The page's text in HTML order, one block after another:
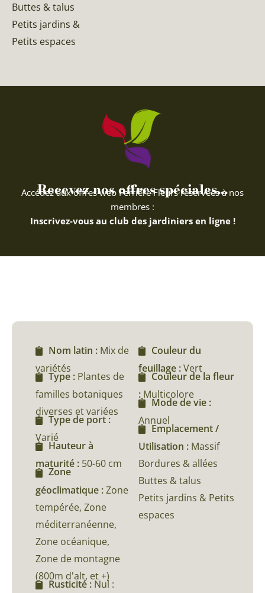
Buttes & talus
Petits jardins &
Petits espaces
Recevez nos offres spéciales...
Accédez aux offres web Ferriere Fleurs réservées à nos
membres :
Inscrivez-vous au club des jardiniers en ligne !
Nom latin : Mix de
variétés
Type : Plantes de
familles botaniques
diverses et variées
Type de port :
Varié
Hauteur à
maturité : 50-60 cm
Zone
géoclimatique :Zone
tempérée, Zone
méditerranéenne,
Zone océanique,
Zone de montagne
(800m d'alt, et +)
Rusticité : Nul :
Couleur du
feuillage :Vert
Couleur de la fleur
: Multicolore
Mode de vie :
Annuel
Emplacement /
Utilisation : Massif
Bordures & allées
Buttes & talus
Petits jardins & Petits
espaces